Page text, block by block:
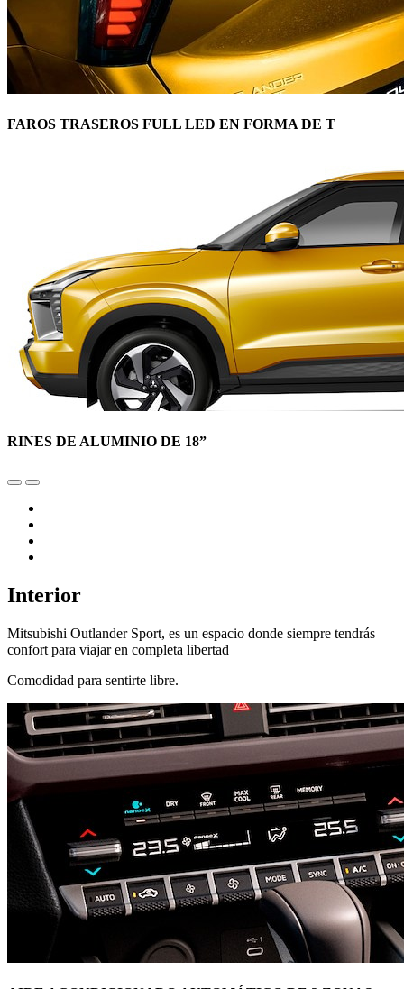
FAROS TRASEROS FULL LED EN FORMA DE T
RINES DE ALUMINIO DE 18”
Interior
Mitsubishi Outlander Sport, es un espacio donde siempre tendrás
confort para viajar en completa libertad
Comodidad para sentirte libre.